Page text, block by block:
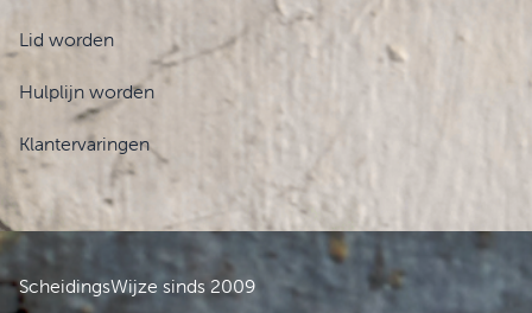
Lid worden
Hulplijn worden
Klantervaringen
ScheidingsWijze sinds 2009